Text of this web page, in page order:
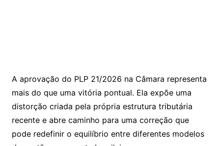
A aprovação do PLP 21/2026 na Câmara representa
mais do que uma vitória pontual. Ela expõe uma
distorção criada pela própria estrutura tributária
recente e abre caminho para uma correção que
pode redefinir o equilíbrio entre diferentes modelos